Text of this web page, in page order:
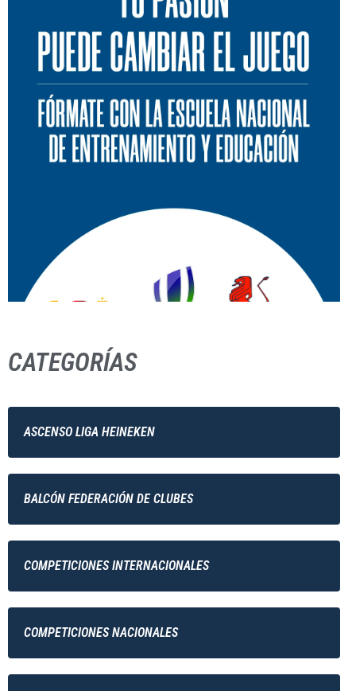
CATEGORÍAS
ASCENSO LIGA HEINEKEN
BALCÓN FEDERACIÓN DE CLUBES
COMPETICIONES INTERNACIONALES
COMPETICIONES NACIONALES